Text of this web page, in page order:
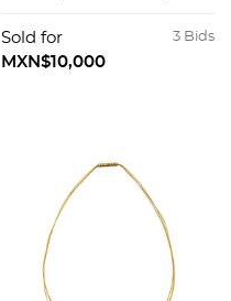
mosqueton. Largo:
18.0 cm aprox. Peso:
3 Bids
Sold for
MXN$10,000